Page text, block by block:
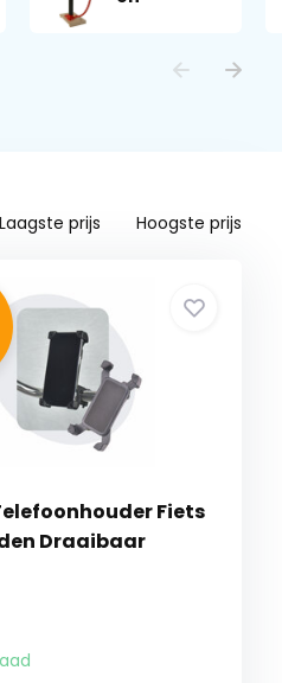
Laagste prijs Hoogste prijs
Fiets
Draaibaar